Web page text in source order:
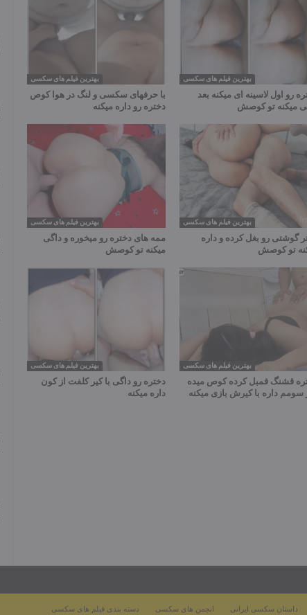
بهترین فیلم های سکسی
با حرفهای سکسی و لنگ در هوا کوص
دختره رو داره میکنه
بهترین فیلم های سکسی
رو اول لاسینه ای میکنه بعد
میکنه تو کوصش
بهترین فیلم های سکسی
ممه های دختره رو میخوره و داگی
میکنه تو کوصش
بهترین فیلم های سکسی
گوشتی رو بغل کرده و داره
تو کوصش
بهترین فیلم های سکسی
دختره رو داگی با کیر کلفت از کون
داره میکنه
بهترین فیلم های سکسی
قشنگ قمبل کرده کوص میده
سومم داره با کیرش بازی میکنه
دسته بندی فیلم های سکسی انجمن های سکسی داستان سکسی ایرانی